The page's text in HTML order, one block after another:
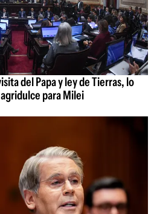
del Papa y ley de Tierras, lo
para Milei